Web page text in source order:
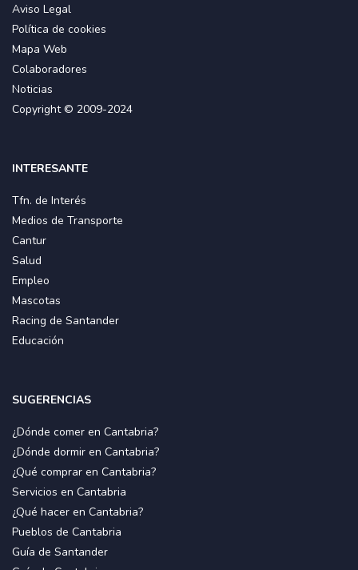
Aviso Legal
Política de cookies
Mapa Web
Colaboradores
Noticias
Copyright © 2009-2024
INTERESANTE
Tfn. de Interés
Medios de Transporte
Cantur
Salud
Empleo
Mascotas
Racing de Santander
Educación
SUGERENCIAS
¿Dónde comer en Cantabria?
¿Dónde dormir en Cantabria?
¿Qué comprar en Cantabria?
Servicios en Cantabria
¿Qué hacer en Cantabria?
Pueblos de Cantabria
Guía de Santander